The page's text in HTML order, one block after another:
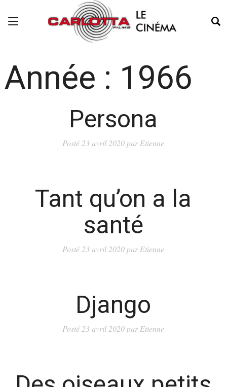
Année : 1966
Persona
Posté 23 avril 2020 par Etienne
Tant qu’on a la
santé
Posté 23 avril 2020 par Etienne
Django
Posté 23 avril 2020 par Etienne